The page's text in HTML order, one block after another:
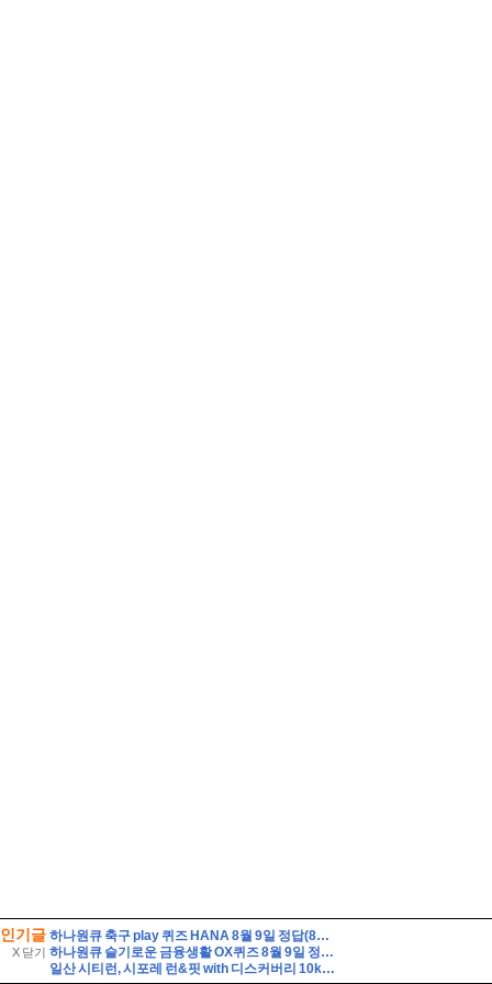
인기글
X 닫기
하나원큐 축구 play 퀴즈 HANA 8월 9일 정답(8월 8일(토), K리그1, 2 소속 14팀이 펼친 경기는 총 몇 경기일까요?)
하나원큐 슬기로운 금융생활 OX퀴즈 8월 9일 정답(하나원큐에서는 나의 은퇴 MBTI를 알아볼수 있다)
일산 시티런, 시포레 런&핏 with 디스커버리 10km 달리기